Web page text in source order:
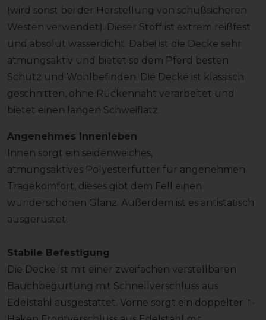
(wird sonst bei der Herstellung von schußsicheren
Westen verwendet). Dieser Stoff ist extrem reißfest
und absolut wasserdicht. Dabei ist die Decke sehr
atmungsaktiv und bietet so dem Pferd besten
Schutz und Wohlbefinden. Die Decke ist klassisch
geschnitten, ohne Rückennaht verarbeitet und
bietet einen langen Schweiflatz.
Angenehmes Innenleben
Innen sorgt ein seidenweiches,
atmungsaktives Polyesterfutter für angenehmen
Tragekomfort, dieses gibt dem Fell einen
wunderschönen Glanz. Außerdem ist es antistatisch
ausgerüstet.
Stabile Befestigung
Die Decke ist mit einer zweifachen verstellbaren
Bauchbegurtung mit Schnellverschluss aus
Edelstahl ausgestattet. Vorne sorgt ein doppelter T-